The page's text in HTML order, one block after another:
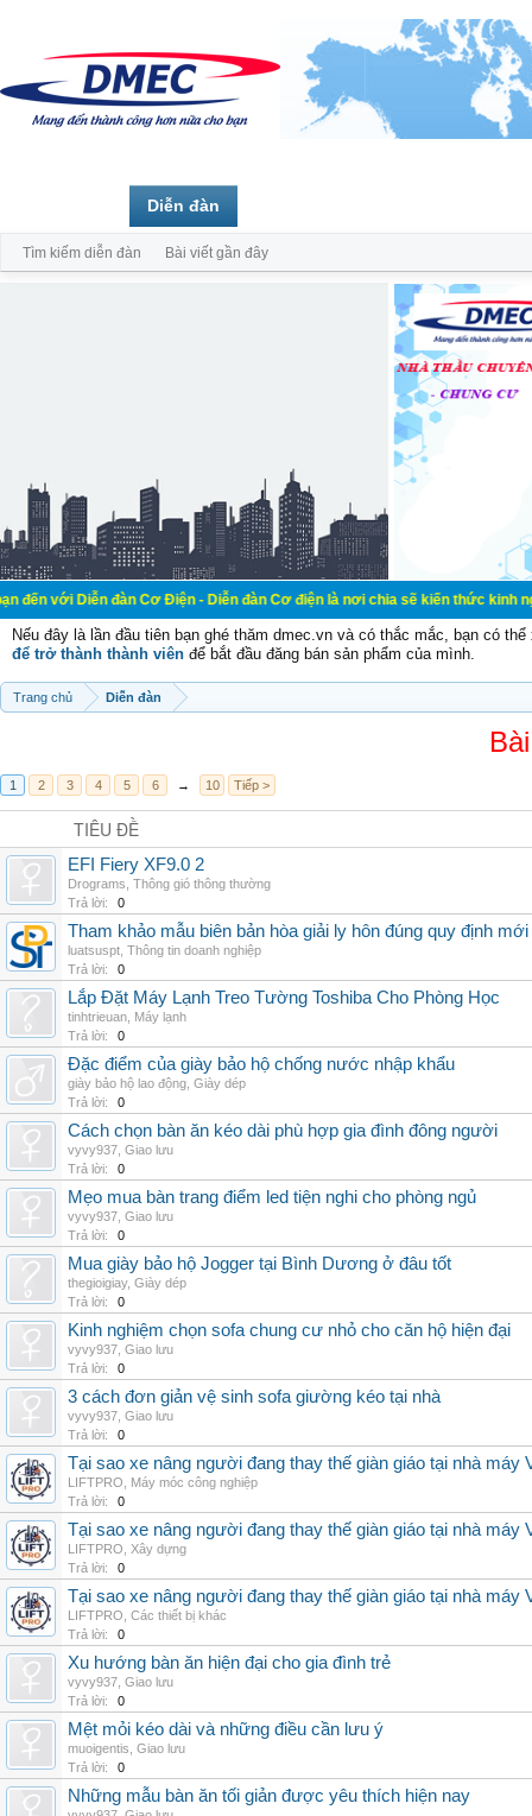
Diễn đàn Cơ Điện - Diễn đàn Cơ điện là nơi chia sẽ kiến thức kinh
Nếu đây là lần đầu tiên bạn ghé thăm dmec.vn và có thắc mắc, bạn có
để trở thành thành viên để bắt đầu đăng bán sản phẩm của mình.
Trang chủ Diễn đàn
1 2 3 4 5 6 → 10 Tiếp >
TIÊU ĐỀ
EFI Fiery XF9.0 2
Drograms Thông gió thông thường
Trả lời:
0
Tham khảo mẫu biên bản hòa giải ly hôn đúng quy định mới
luatsuspt Thông tin doanh nghiệp
Trả lời:
0
Lắp Đặt Máy Lạnh Treo Tường Toshiba Cho Phòng Học
tinhtrieuan Máy lạnh
Trả lời:
0
Đặc điểm của giày bảo hộ chống nước nhập khẩu
giày bảo hộ lao động Giày dép
Trả lời:
0
Cách chọn bàn ăn kéo dài phù hợp gia đình đông người
vyvy937 Giao lưu
Trả lời:
0
Mẹo mua bàn trang điểm led tiện nghi cho phòng ngủ
vyvy937 Giao lưu
Trả lời:
0
Mua giày bảo hộ Jogger tại Bình Dương ở đâu tốt
thegioigiay, Giày dép
Trả lời:
0
Kinh nghiệm chọn sofa chung cư nhỏ cho căn hộ hiện đại
vyvy937 Giao lưu
Trả lời:
0
3 cách đơn giản vệ sinh sofa giường kéo tại nhà
vyvy937 Giao lưu
Trả lời:
0
Tại sao xe nâng người đang thay thế giàn giáo tại nhà máy
LIFTPRO
Máy móc công nghiệp
Trả lời:
0
Tại sao xe nâng người đang thay thế giàn giáo tại nhà máy
LIFTPRO
Xây dựng
Trả lời:
0
Tại sao xe nâng người đang thay thế giàn giáo tại nhà máy
LIFTPRO Các thiết bị khác
Trả lời:
0
Xu hướng bàn ăn hiện đại cho gia đình trẻ
vyvy937 Giao lưu
Trả lời:
0
Mệt mỏi kéo dài và những điều cần lưu ý
muoigentis Giao lưu
Trả lời:
0
Những mẫu bàn ăn tối giản được yêu thích hiện nay
Diễn đàn
Tìm kiếm diễn đàn Bài viết gần đây